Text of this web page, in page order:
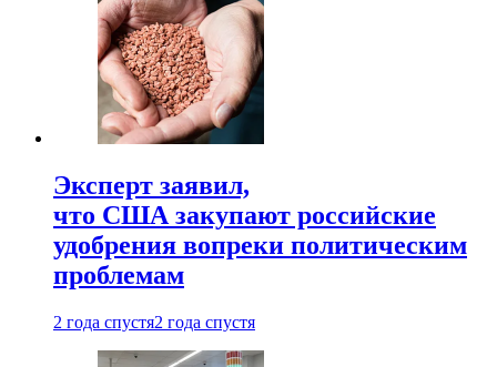
Эксперт заявил,
что США закупают российские
удобрения вопреки политическим
проблемам
2 года спустя2 года спустя